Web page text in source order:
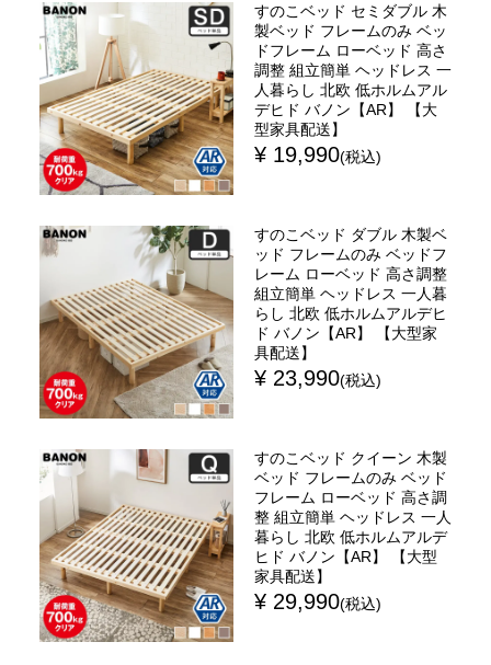
すのこベッド セミダブル 木
製ベッド フレームのみ ベッ
ドフレーム ローベッド 高さ
調整 組立簡単 ヘッドレス 一
人暮らし 北欧 低ホルムアル
デヒド バノン【AR】 【大
型家具配送】
¥ 19,990(税込)
すのこベッド ダブル 木製ベ
ッド フレームのみ ベッドフ
レーム ローベッド 高さ調整
組立簡単 ヘッドレス 一人暮
らし 北欧 低ホルムアルデヒ
ド バノン【AR】 【大型家
具配送】
¥ 23,990(税込)
すのこベッド クイーン 木製
ベッド フレームのみ ベッド
フレーム ローベッド 高さ調
整 組立簡単 ヘッドレス 一人
暮らし 北欧 低ホルムアルデ
ヒド バノン【AR】 【大型
家具配送】
¥ 29,990(税込)